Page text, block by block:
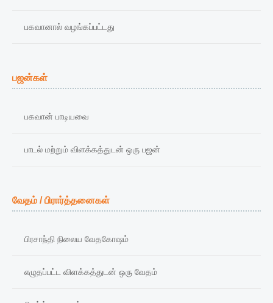
பகவானால் வழங்கப்பட்டது
பஜன்கள்
பகவான் பாடியவை
பாடல் மற்றும் விளக்கத்துடன் ஒரு பஜன்
வேதம் / பிரார்த்தனைகள்
பிரசாந்தி நிலைய வேதகோஷம்
எழுதப்பட்ட விளக்கத்துடன் ஒரு வேதம்